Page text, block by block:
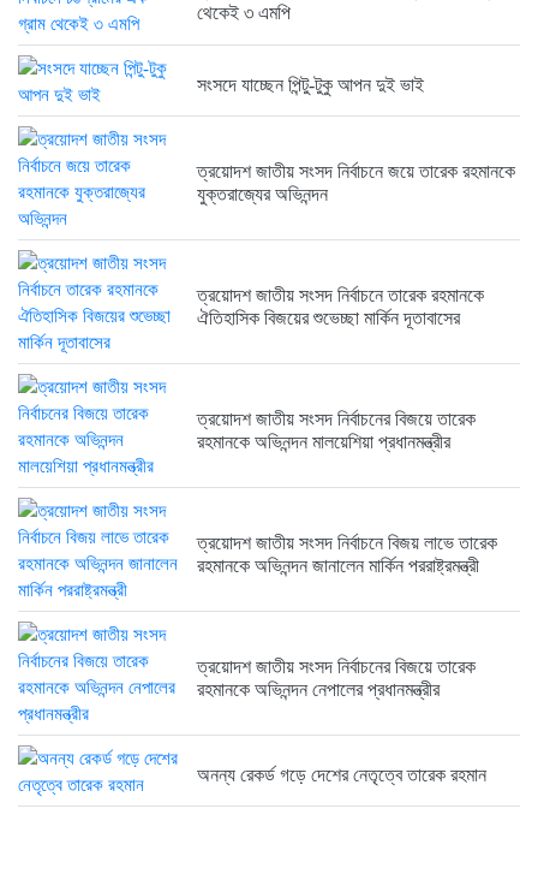
ত্রয়োদশ জাতীয় সংসদ নির্বাচনের বিজয়ে...
6 months আগে
ত্রয়োদশ জাতীয় সংসদ নির্বাচনে বিজয়...
6 months আগে
ত্রয়োদশ জাতীয় সংসদ নির্বাচনের বিজয়ে...
6 months আগে
থেকেই ৩ এমপি
সংসদে যাচ্ছেন পিন্টু-টুকু আপন দুই ভাই
ত্রয়োদশ জাতীয় সংসদ নির্বাচনে জয়ে তারেক রহমানকে
যুক্তরাজ্যের অভিনন্দন
ত্রয়োদশ জাতীয় সংসদ নির্বাচনে তারেক রহমানকে
ঐতিহাসিক বিজয়ের শুভেচ্ছা মার্কিন দূতাবাসের
ত্রয়োদশ জাতীয় সংসদ নির্বাচনের বিজয়ে তারেক
রহমানকে অভিনন্দন মালয়েশিয়া প্রধানমন্ত্রীর
ত্রয়োদশ জাতীয় সংসদ নির্বাচনে বিজয় লাভে তারেক
রহমানকে অভিনন্দন জানালেন মার্কিন পররাষ্ট্রমন্ত্রী
ত্রয়োদশ জাতীয় সংসদ নির্বাচনের বিজয়ে তারেক
রহমানকে অভিনন্দন নেপালের প্রধানমন্ত্রীর
অনন্য রেকর্ড গড়ে দেশের নেতৃত্বে তারেক রহমান